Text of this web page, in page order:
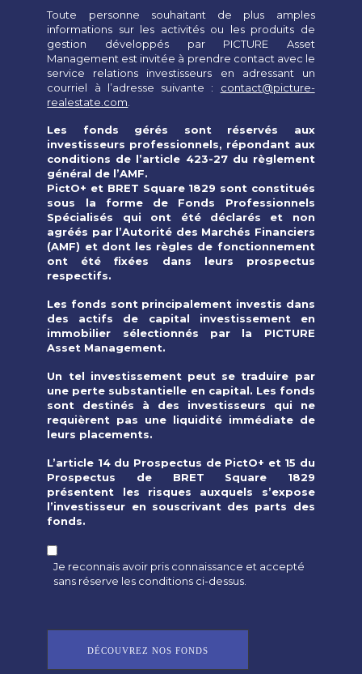
Toute personne souhaitant de plus amples
informations sur les activités ou les produits de
gestion développés par PICTURE Asset
Management est invitée à prendre contact avec le
service relations investisseurs en adressant un
courriel à l’adresse suivante : contact@picture-
realestate.com
Les fonds gérés sont réservés aux
investisseurs professionnels, répondant aux
conditions de l’article 423-27 du règlement
général de l’AMF.
PictO+ et BRET Square 1829 sont constitués
sous la forme de Fonds Professionnels
Spécialisés qui ont été déclarés et non
agréés par l’Autorité des Marchés Financiers
(AMF) et dont les règles de fonctionnement
ont été fixées dans leurs prospectus
respectifs.
Les fonds sont principalement investis dans
des actifs de capital investissement en
immobilier sélectionnés par la PICTURE
Asset Management.
Un tel investissement peut se traduire par
une perte substantielle en capital. Les fonds
sont destinés à des investisseurs qui ne
requièrent pas une liquidité immédiate de
leurs placements.
L’article 14 du Prospectus de PictO+ et 15 du
Prospectus de BRET Square 1829
présentent les risques auxquels s’expose
l’investisseur en souscrivant des parts des
fonds.
Je reconnais avoir pris connaissance et accepté
sans réserve les conditions ci-dessus.
DÉCOUVREZ NOS FONDS